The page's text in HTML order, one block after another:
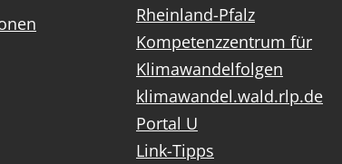
Rheinland-Pfalz
Kompetenzzentrum für
Klimawandelfolgen
klimawandel.wald.rlp.de
Portal U
Link-Tipps